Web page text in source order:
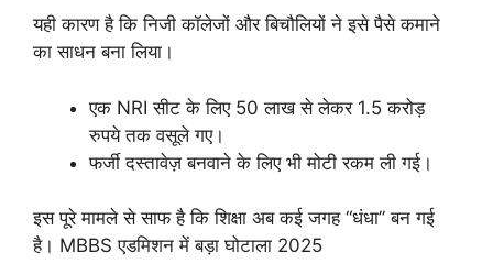
यही कारण है कि निजी कॉलेजों और बिचौलियों ने इसे पैसे कमाने
का साधन बना लिया।
एक NRI सीट के लिए 50 लाख से लेकर 1.5 करोड़
रुपये तक वसूले गए।
फर्जी दस्तावेज़ बनवाने के लिए भी मोटी रकम ली गई।
इस पूरे मामले से साफ है कि शिक्षा अब कई जगह “धंधा” बन गई
है। MBBS एडमिशन में बड़ा घोटाला 2025